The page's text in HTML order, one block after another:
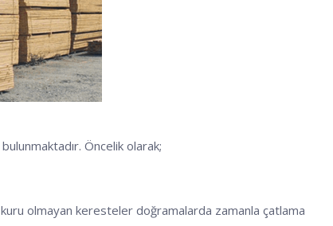
Öncelik olarak;
olmayan keresteler doğramalarda zamanla çatlama